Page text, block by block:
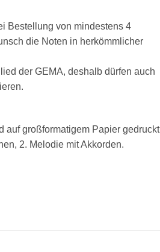
Bestellung von mindestens 4
die Noten in herkömmlicher
der GEMA, deshalb dürfen auch
auf großformatigem Papier gedruckt
2. Melodie mit Akkorden.